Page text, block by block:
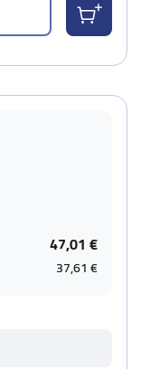
47,01 €
37,61 €